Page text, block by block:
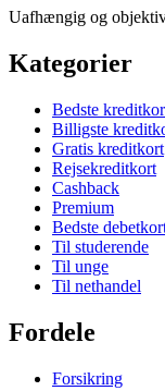
Uafhængig og
Kategorier
Bedste
Billigste
Gratis kreditkort
Rejsekreditkort
Cashback
Premium
Bedste
Til studerende
Til unge
Til nethandel
Fordele
Forsikring